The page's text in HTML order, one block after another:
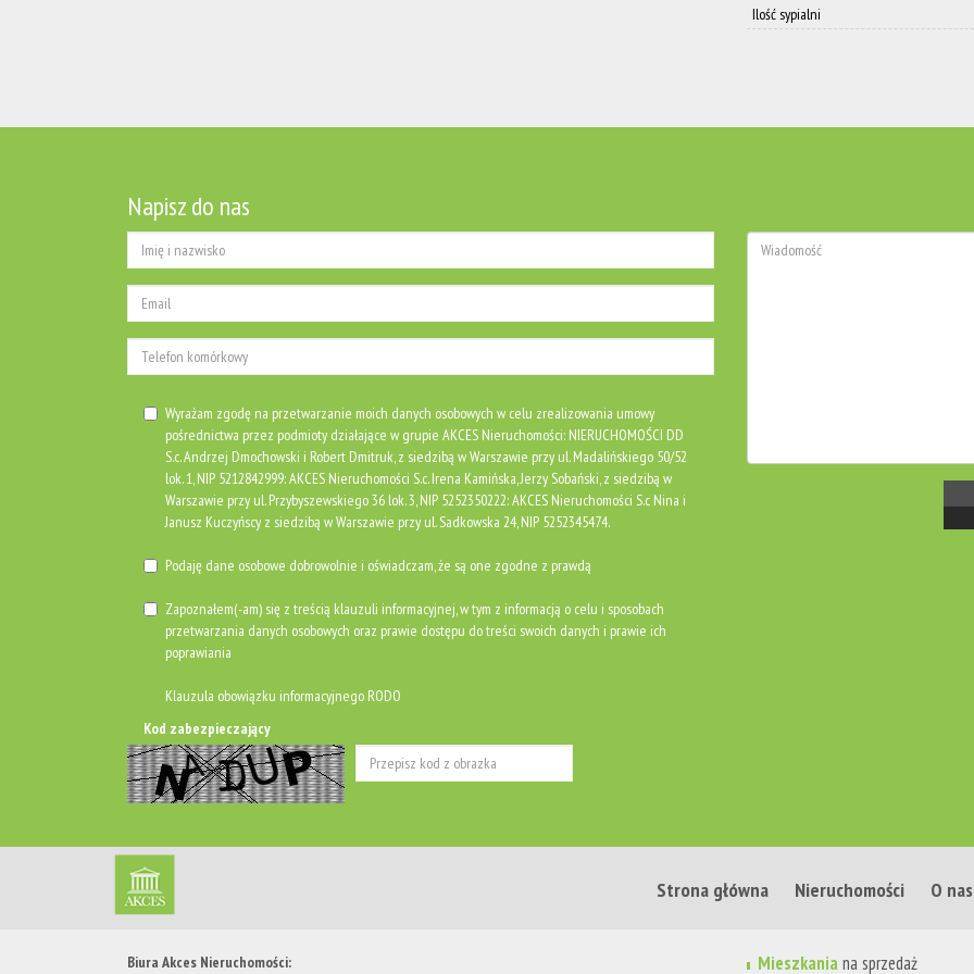
Ilość sypialni
Napisz do nas
Wyrażam zgodę na przetwarzanie moich danych osobowych w celu zrealizowania umowy
pośrednictwa przez podmioty działające w grupie AKCES Nieruchomości: NIERUCHOMOŚCI DD
S.c. Andrzej Dmochowski i Robert Dmitruk, z siedzibą w Warszawie przy ul. Madalińskiego 50/52
lok. 1, NIP 5212842999: AKCES Nieruchomości S.c. Irena Kamińska, Jerzy Sobański, z siedzibą w
Warszawie przy ul. Przybyszewskiego 36 lok. 3, NIP 5252350222: AKCES Nieruchomości S.c Nina i
Janusz Kuczyńscy z siedzibą w Warszawie przy ul. Sadkowska 24, NIP 5252345474.
Podaję dane osobowe dobrowolnie i oświadczam, że są one zgodne z prawdą
Zapoznałem(-am) się z treścią klauzuli informacyjnej, w tym z informacją o celu i sposobach
przetwarzania danych osobowych oraz prawie dostępu do treści swoich danych i prawie ich
poprawiania
Klauzula obowiązku informacyjnego RODO
Kod zabezpieczający
Strona główna Nieruchomości O nas
Biura Akces Nieruchomości: Mieszkania na sprzedaż